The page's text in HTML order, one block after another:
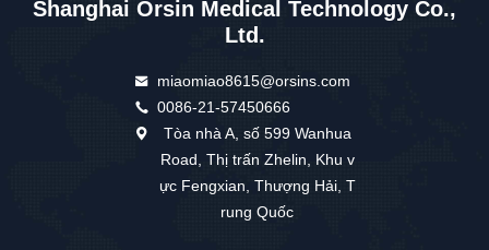
Shanghai Orsin Medical Technology Co.,
Ltd.
miaomiao8615@orsins.com
0086-21-57450666
Tòa nhà A, số 599 Wanhua
Road, Thị trấn Zhelin, Khu v
ực Fengxian, Thượng Hải, T
rung Quốc